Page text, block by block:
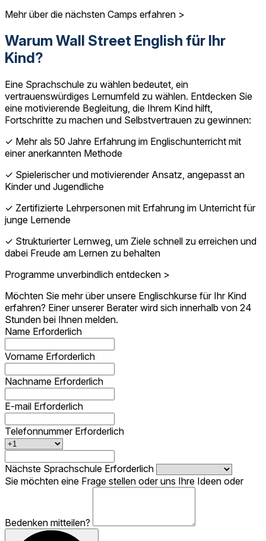
Mehr über die nächsten Camps erfahren >
Warum Wall Street English für Ihr
Kind?
Eine Sprachschule zu wählen bedeutet, ein
vertrauenswürdiges Lernumfeld zu wählen. Entdecken Sie
eine motivierende Begleitung, die Ihrem Kind hilft,
Fortschritte zu machen und Selbstvertrauen zu gewinnen:
✓ Mehr als 50 Jahre Erfahrung im Englischunterricht mit
einer anerkannten Methode
✓ Spielerischer und motivierender Ansatz, angepasst an
Kinder und Jugendliche
✓ Zertifizierte Lehrpersonen mit Erfahrung im Unterricht für
junge Lernende
✓ Strukturierter Lernweg, um Ziele schnell zu erreichen und
dabei Freude am Lernen zu behalten
Programme unverbindlich entdecken >
Möchten Sie mehr über unsere Englischkurse für Ihr Kind
erfahren? Einer unserer Berater wird sich innerhalb von 24
Stunden bei Ihnen melden.
Name Erforderlich
Vorname Erforderlich
Nachname Erforderlich
E-mail Erforderlich
Telefonnummer Erforderlich
Nächste Sprachschule Erforderlich
Sie möchten eine Frage stellen oder uns Ihre Ideen oder
Bedenken mitteilen?